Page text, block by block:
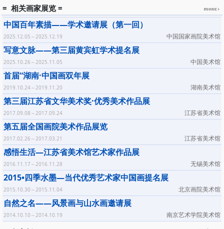
= 相关画家展览 =
中国百年素描——学术邀请展（第一回）
中国国家画院美术馆
2025.12.05～2025.12.19
写意文脉——第三届黄宾虹学术提名展
中国美术馆
2025.10.26～2025.11.05
首届“湖南·中国画双年展
湖南美术馆
2019.10.24～2019.11.20
第三届江苏省文华美术奖·优秀美术作品展
江苏省美术馆
2017.09.08～2017.09.24
第五届全国画院美术作品展览
江苏省美术馆
2017.02.26～2017.03.21
感悟生活—江苏省美术馆艺术家作品展
无锡美术馆
2016.11.17～2016.11.28
2015•四季水墨—当代优秀艺术家中国画提名展
北京画院美术馆
2015.10.30～2015.11.04
自然之名——风景画与山水画邀请展
南京艺术学院美术馆
2014.10.10～2014.10.19